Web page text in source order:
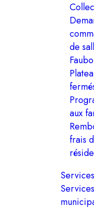
de
aux
frais
Services